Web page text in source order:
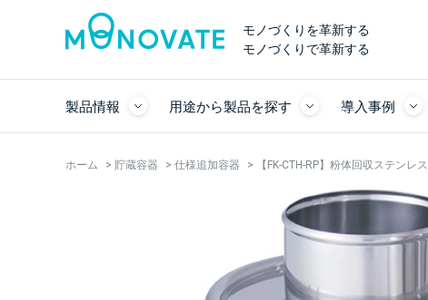
モノづくりを革新する
モノづくりで革新する
製品情報 用途から製品を探す 導入事例
ホーム > 貯蔵容器 > 仕様追加容器 > 【FK-CTH-RP】粉体回収ステンレ